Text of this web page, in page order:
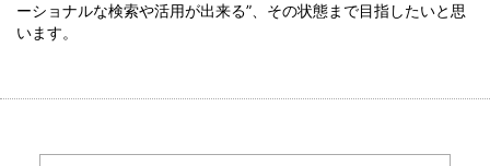
ーショナルな検索や活用が出来る”、その状態まで目指したいと思
います。